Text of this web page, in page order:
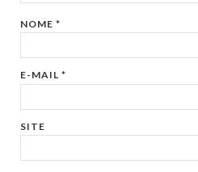
NOME*
E-MAIL*
SITE